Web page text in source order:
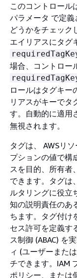
このコントロール
パラメータ で定
どうかをチェック
エイリアスにタグ
場合、コントロー
ロールはタグキー
リアスがキーでタ
す。自動的に適用
無視されます。
タグは、 AWSリ
プションの値で構
スを目的、所有者
できます。タグは
ルタリングに役立
知の説明責任のあ
ちます。タグ付け
セス許可を定義す
ス制御 (ABAC) を
ィ (ユーザーまた
チできます。IAM
ポリシー、または